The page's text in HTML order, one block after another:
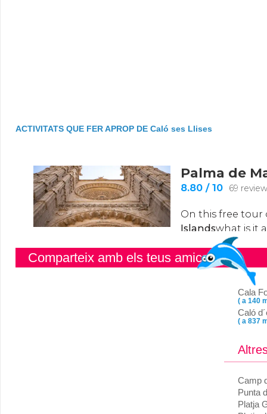
ACTIVITATS QUE FER APROP DE Caló ses Llises
Comparteix amb els teus amics
Cala
( a 140
Caló
( a 837
Camp
Punta
Platja